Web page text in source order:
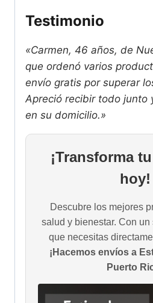
Testimonio
«Carmen, 46 años, de
que ordenó varios
envío gratis por superar
Apreció recibir todo junto
en su domicilio.»
¡Transforma
hoy!
Descubre los mejores
salud y bienestar. Con
que necesitas
¡Hacemos envíos a
Puerto